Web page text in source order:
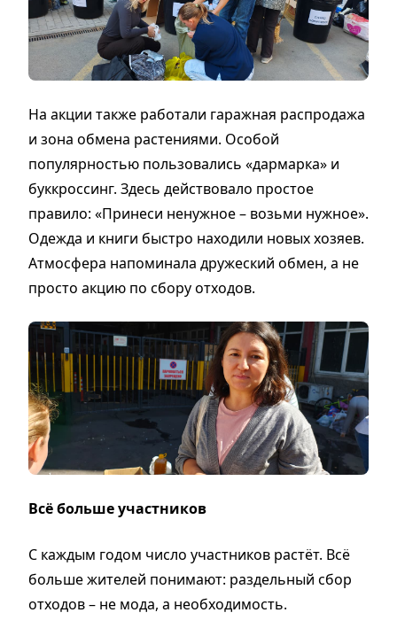
На акции также работали гаражная распродажа
и зона обмена растениями. Особой
популярностью пользовались «дармарка» и
буккроссинг. Здесь действовало простое
правило: «Принеси ненужное – возьми нужное».
Одежда и книги быстро находили новых хозяев.
Атмосфера напоминала дружеский обмен, а не
просто акцию по сбору отходов.
Всё больше участников
С каждым годом число участников растёт. Всё
больше жителей понимают: раздельный сбор
отходов – не мода, а необходимость.